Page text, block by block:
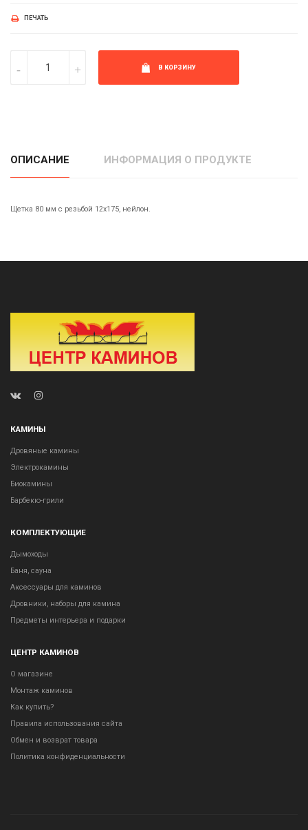
ПЕЧАТЬ
В КОРЗИНУ
ОПИСАНИЕ ИНФОРМАЦИЯ О ПРОДУКТЕ
Щетка 80 мм с резьбой 12х175, нейлон.
КАМИНЫ
Дровяные камины
Электрокамины
Биокамины
Барбекю-грили
КОМПЛЕКТУЮЩИЕ
Дымоходы
Баня, сауна
Аксессуары для каминов
Дровники, наборы для камина
Предметы интерьера и подарки
ЦЕНТР КАМИНОВ
О магазине
Монтаж каминов
Как купить?
Правила использования сайта
Обмен и возврат товара
Политика конфиденциальности